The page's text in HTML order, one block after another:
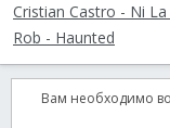
Cristian Castro - Ni
Rob - Haunted
Вам необходимо